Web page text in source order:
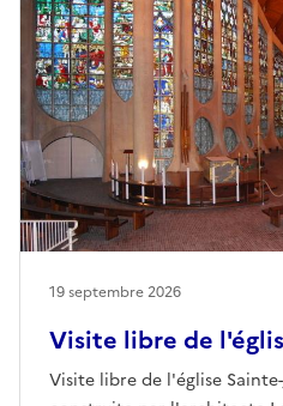
Visite libre de
Visite libre de l'église
19 septembre 2026